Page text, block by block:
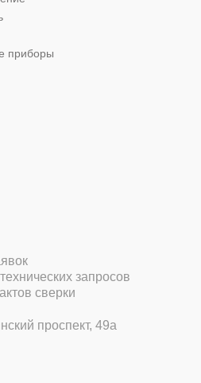
приборы
запросов
сверки
проспект, 49а